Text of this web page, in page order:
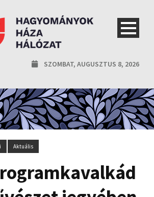
SZOMBAT, AUGUSZTUS 8, 2026
Aktuális